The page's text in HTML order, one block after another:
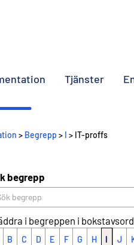
Tjänster
> Begrepp > I > IT-proffs
begrepp
i begreppen i
B C D E F G H I J